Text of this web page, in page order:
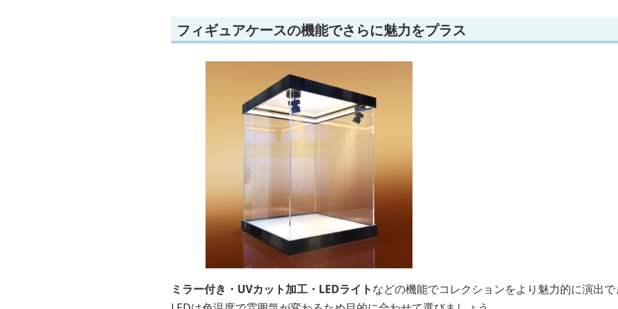
フィギュアケースの機能でさらに魅力をプラス
ミラー付き・UVカット加工・LEDライトなどの機能でコレクションをより魅力的に演出